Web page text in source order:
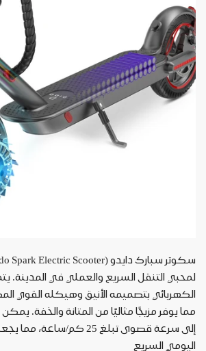
سكوتر سبارك دايدو(Dido Spark Electric Scooter)
لمحبي التنقل السريع والعملي في المدينة.
الكهربائي بتصميمه الأنيق وهيكله القوي
مما يوفر مزيجًا مثاليًا من المتانة والخفة.
إلى سرعة قصوى تبلغ 25 كم/
اليومي السريع